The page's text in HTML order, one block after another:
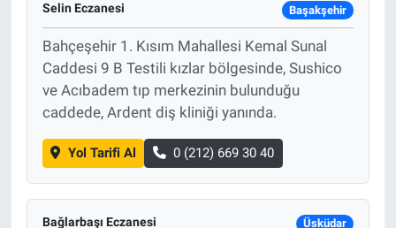
Selin Eczanesi Başakşehir
Bahçeşehir 1. Kısım Mahallesi Kemal Sunal
Caddesi 9 B Testili kızlar bölgesinde, Sushico
ve Acıbadem tıp merkezinin bulunduğu
caddede, Ardent diş kliniği yanında.
Yol Tarifi Al 0 (212) 669 30 40
Bağlarbaşı Eczanesi Üsküdar